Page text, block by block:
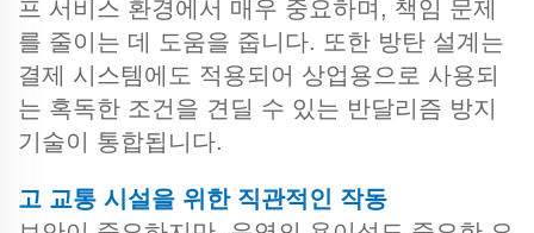
프 서비스 환경에서 매우 중요하며, 책임 문제
를 줄이는 데 도움을 줍니다. 또한 방탄 설계는
결제 시스템에도 적용되어 상업용으로 사용되
는 혹독한 조건을 견딜 수 있는 반달리즘 방지
기술이 통합됩니다.
고 교통 시설을 위한 직관적인 작동